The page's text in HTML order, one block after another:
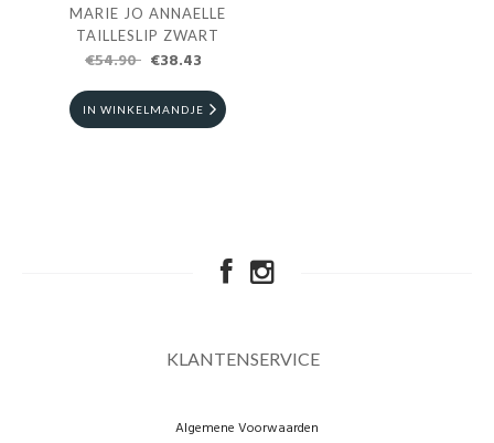
MARIE JO ANNAELLE
TAILLESLIP ZWART
€54.90 €38.43
IN WINKELMANDJE
KLANTENSERVICE
Algemene Voorwaarden